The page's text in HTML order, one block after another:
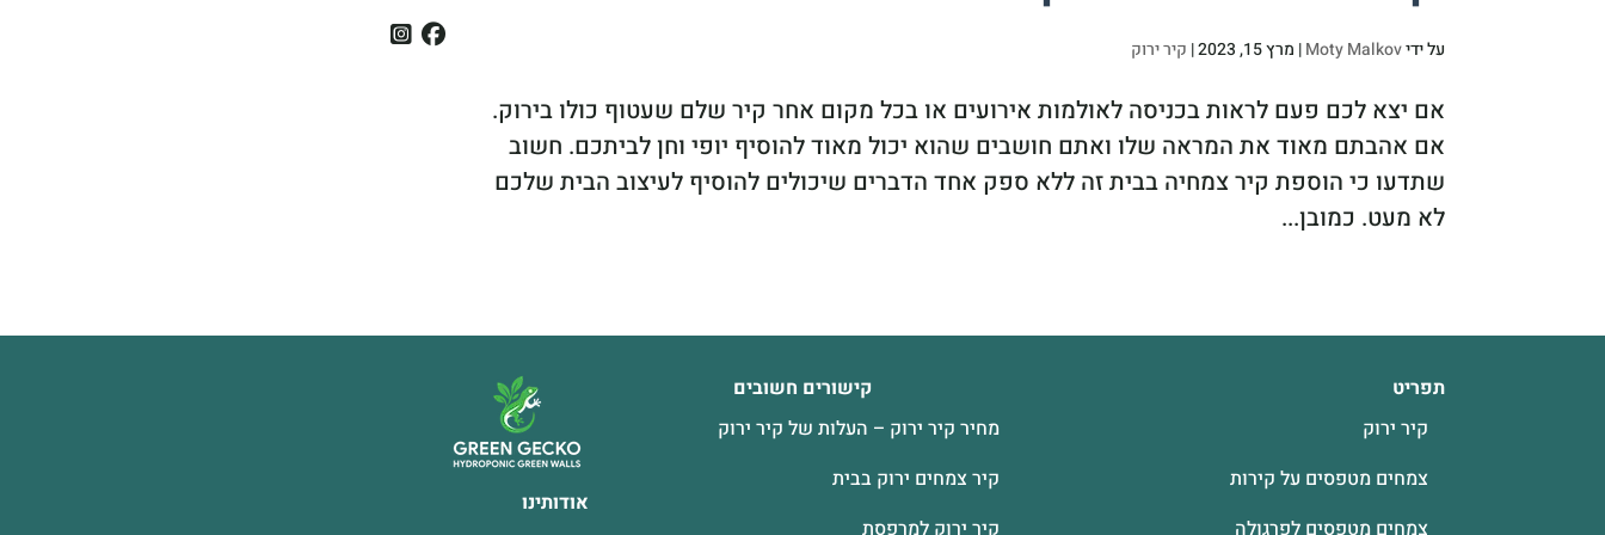
על ידיMoty Malkov
| מרץ 15, 2023 | קיר ירוק
אם יצא לכם פעם לראות בכניסה לאולמות אירועים או בכל מקום אחר קיר שלם שעטוף כולו בירוק.
אם אהבתם מאוד את המראה שלו ואתם חושבים שהוא יכול מאוד להוסיף יופי וחן לביתכם. חשוב
שתדעו כי הוספת קיר צמחיה בבית זה ללא ספק אחד הדברים שיכולים להוסיף לעיצוב הבית שלכם
לא מעט. כמובן...
אודותינו
קישורים חשובים
מחיר קיר ירוק – העלות של קיר ירוק
קיר צמחים ירוק בבית
קיר ירוק למרפסת
תפריט
קיר ירוק
צמחים מטפסים על קירות
צמחים מטפסים לפרגולה